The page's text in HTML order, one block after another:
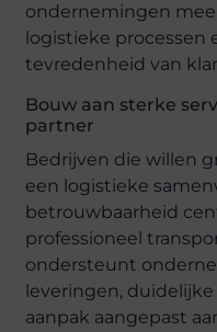
ondernemingen
logistieke processen
tevredenheid van
Bouw aan sterke
partner
Bedrijven die willen
een logistieke
betrouwbaarheid
professioneel
ondersteunt
leveringen,
aanpak aangepast